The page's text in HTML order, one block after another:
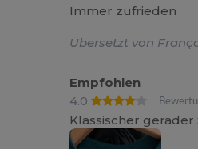
Immer zufrieden
Übersetzt von
Empfohlen
4.0
Klassischer